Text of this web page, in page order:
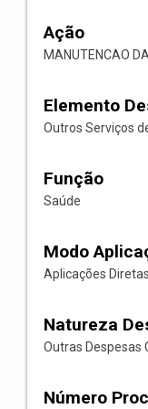
Ação
MANUTENCAO
Elemento
Outros Serviços
Função
Saúde
Modo
Aplicações Diretas
Natureza
Outras Despesas
Número